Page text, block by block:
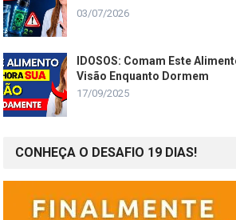
03/07/2026
IDOSOS: Comam Este
Visão Enquanto Dormem
17/09/2025
CONHEÇA O DESAFIO 19 DIAS!